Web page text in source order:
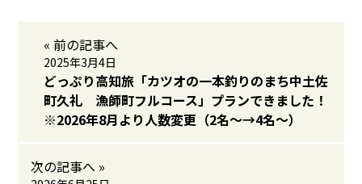
« 前の記事へ
2025年3月4日
どっぷり高知旅「カツオの一本釣りのまち中土佐
町久礼 漁師町フルコース」プランできました！
※2026年8月より人数変更（2名～→4名～）
次の記事へ »